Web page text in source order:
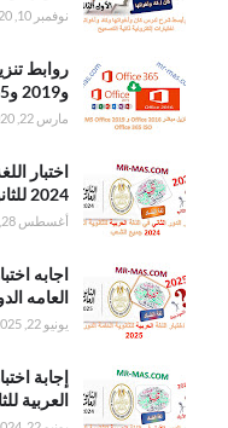
كان و أخواتها
وكاد وأخواتها
نوفمبر 10, 2020
. روابط تنزيل
مباشر أوفيس
2016 و2019
و2019 و365 بصيغة ISO.
مارس 22, 2020
.اختبار اللغة
العربية للدور
الثاني 2024
للثانوية العامة
اختبار
2024 للثانوية العامة.
أغسطس 28, 2024
.اجابه اختبار
اللغه العربيه
للثانويه العامه
الدور الاول
اجابه
العامه الدور
يونيو 22, 2025
.إجابة اختبار
الدور الأول في
اللغة العربية
إجابة
العربية